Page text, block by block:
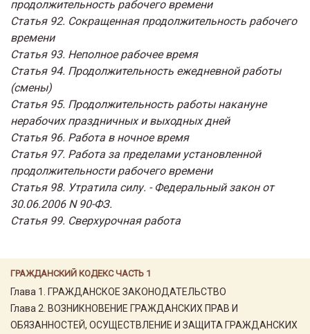
ГРАЖДАНСКИЙ КОДЕКС ЧАСТЬ 1
Глава 1. ГРАЖДАНСКОЕ ЗАКОНОДАТЕЛЬСТВО
Глава 2. ВОЗНИКНОВЕНИЕ ГРАЖДАНСКИХ ПРАВ И
ОБЯЗАННОСТЕЙ, ОСУЩЕСТВЛЕНИЕ И ЗАЩИТА ГРАЖДАНСКИХ
продолжительность рабочего времени
Статья 92. Сокращенная продолжительность рабочего
времени
Статья 93. Неполное рабочее время
Статья 94. Продолжительность ежедневной работы
(смены)
Статья 95. Продолжительность работы накануне
нерабочих праздничных и выходных дней
Статья 96. Работа в ночное время
Статья 97. Работа за пределами установленной
продолжительности рабочего времени
Статья 98. Утратила силу. - Федеральный закон от
30.06.2006 N 90-ФЗ.
Статья 99. Сверхурочная работа